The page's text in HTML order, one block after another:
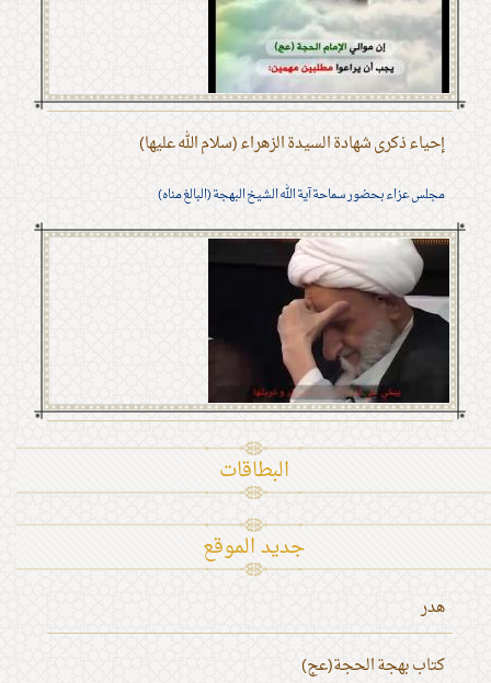
إحياء ذكرى شهادة السيدة الزهراء (سلام الله عليها)
مجلس عزاء بحضور سماحة آية الله الشيخ البهجة (البالغ مناه)
البطاقات
جديد الموقع
هدر
كتاب بهجة الحجة(عج)